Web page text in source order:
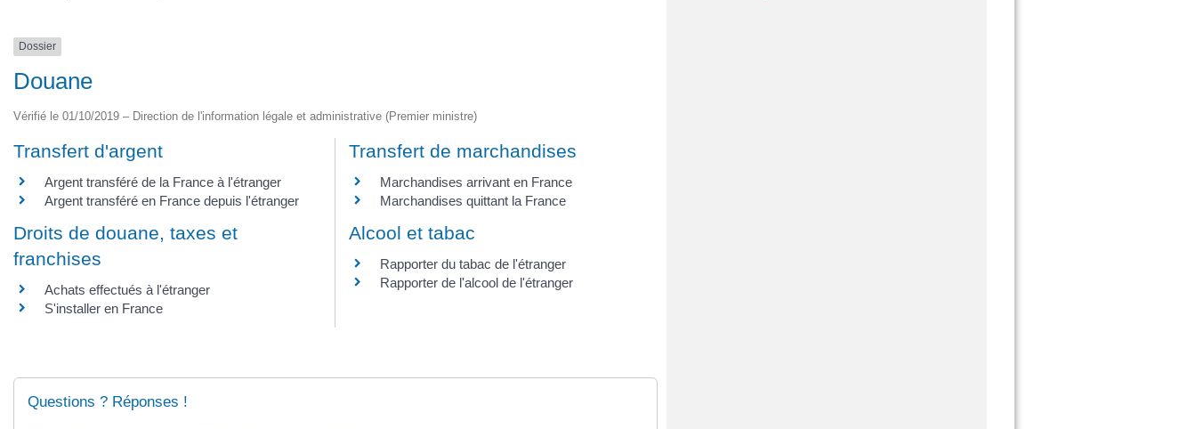
Dossier
Douane
Vérifié le 01/10/2019 – Direction de l'information légale et administrative (Premier ministre)
Transfert d'argent
Argent transféré de la France à l'étranger
Argent transféré en France depuis l'étranger
Transfert de marchandises
Marchandises arrivant en France
Marchandises quittant la France
Droits de douane, taxes et
franchises
Achats effectués à l'étranger
S'installer en France
Alcool et tabac
Rapporter du tabac de l'étranger
Rapporter de l'alcool de l'étranger
Questions ? Réponses !